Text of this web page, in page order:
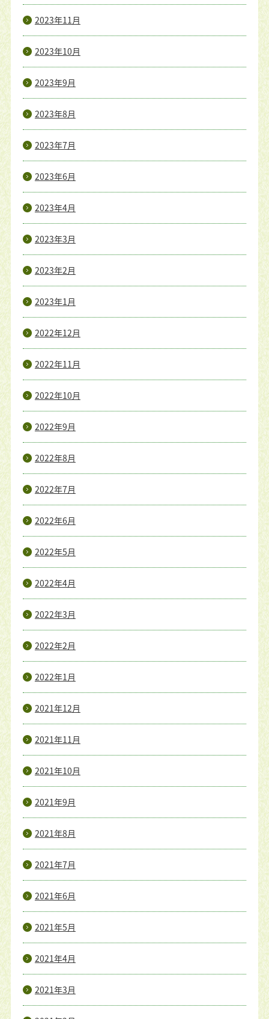
2023年11月
2023年10月
2023年9月
2023年8月
2023年7月
2023年6月
2023年4月
2023年3月
2023年2月
2023年1月
2022年12月
2022年11月
2022年10月
2022年9月
2022年8月
2022年7月
2022年6月
2022年5月
2022年4月
2022年3月
2022年2月
2022年1月
2021年12月
2021年11月
2021年10月
2021年9月
2021年8月
2021年7月
2021年6月
2021年5月
2021年4月
2021年3月